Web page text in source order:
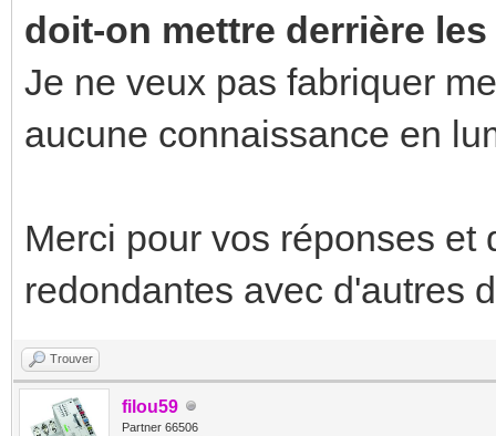
doit-on mettre derrière
Je ne veux pas fabriquer
aucune connaissance en
Merci pour vos réponses
redondantes avec d'autres
Trouver
filou59
Partner 66506